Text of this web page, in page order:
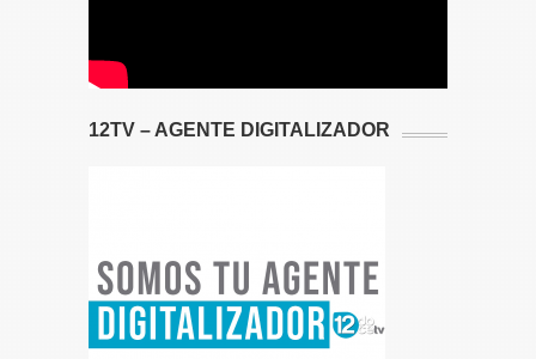
12TV – AGENTE DIGITALIZADOR